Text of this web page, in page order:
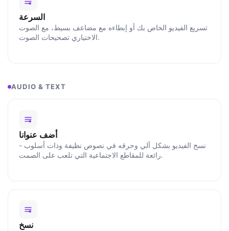
السرعة
تسريع الفيديو الخاص بك أو إبطاءه مع مضاعف بسيط، مع الصوت
الاختياري تصحيحات الصوت.
AUDIO & TEXT
أضف عنوانا
نسخ الفيديو بشكل آلي وحرقه في نصوص نظيفة وذات أسلوب -
رائعة للمقاطع الاجتماعية التي تلعب على الصمت.
نسخ